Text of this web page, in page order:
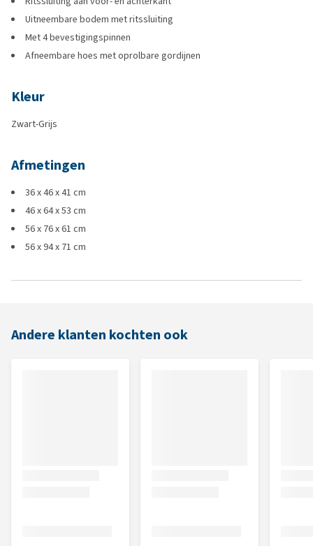
Uitneembare bodem met ritssluiting
Met 4 bevestigingspinnen
Afneembare hoes met oprolbare gordijnen
Kleur
Zwart-Grijs
Afmetingen
36 x 46 x 41 cm
46 x 64 x 53 cm
56 x 76 x 61 cm
56 x 94 x 71 cm
Andere klanten kochten ook